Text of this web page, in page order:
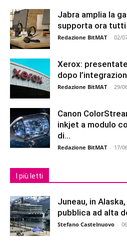
Jabra amplia la
supporta ora
Redazione BitMAT - 02/
Xerox:
dopo
Redazione BitMAT - 29/
Canon
inkjet a modulo
di...
Redazione BitMAT - 17/
I più letti
Juneau, in
pubblica ad alta
Stefano Castelnuovo -